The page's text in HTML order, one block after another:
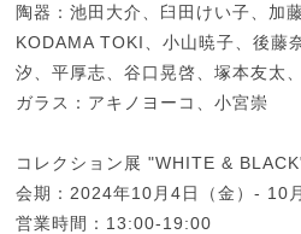
陶器：池田大介、臼田けい子、加
KODAMA TOKI、小山暁子、後藤
汐、平厚志、谷口晃啓、塚本友太
ガラス：アキノヨーコ、小宮崇
コレクション展 "WHITE &
会期：2024年10月4日（金）- 10
営業時間：13:00-19:00